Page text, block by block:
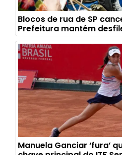
Blocos de rua de SP
Prefeitura mantém
Manuela Ganciar ‘fura’